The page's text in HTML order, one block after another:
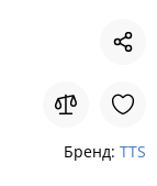
Бренд: TTS